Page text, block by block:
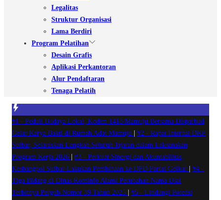
Legalitas
Struktur Organisasi
Lama Berdiri
Program Pelatihan
Desain Grafis
Aplikasi Perkantoran
Alur Pendaftaran
Tenaga Pelatih
#1 - Peduli Budaya Lokal, Kodim 1418/Mamuju Bersama Disparbud
Gelar Karya Bakti di Rumah Adat Mamuju
#2 - Rapat Internal DKP
Sulbar, Selaraskan Langkah Seluruh Jajaran dalam Laksanakan
Program Kerja 2026
#3 - Perkuat Sinergi dan Akuntabilitas,
Kesbangpol Sulbar Lakukan Pembinaan ke DPD Partai Golkar
#4 -
Tiga Bidang di Dinas Kominfo Alami Perubahan Nama Usai
Terbitnya Pergub Nomor 39 Tahun 2025
#5 - Lindungi Potensi